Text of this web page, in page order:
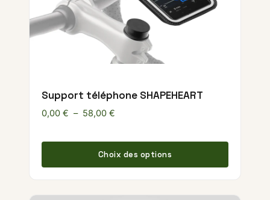
Support téléphone SHAPEHEART
0,00 € – 58,00 €
Choix des options
Ce